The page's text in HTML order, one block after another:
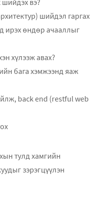
шийдэл гаргах
ирэх өндөр ачааллыг
хүлээж авах?
бага хэмжээнд яаж
back end (restful web
тулд хамгийн
зэрэгцүүлэн